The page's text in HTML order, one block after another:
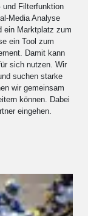
und Filterfunktion
Media Analyse
ein Marktplatz zum
ein Tool zum
Damit kann
sich nutzen. Wir
suchen starke
wir gemeinsam
können. Dabei
eingehen.